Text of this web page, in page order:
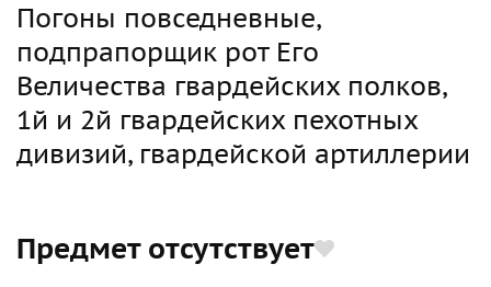
Погоны повседневные,
подпрапорщик рот Его
Величества гвардейских полков,
1й и 2й гвардейских пехотных
дивизий, гвардейской артиллерии
Предмет отсутствует